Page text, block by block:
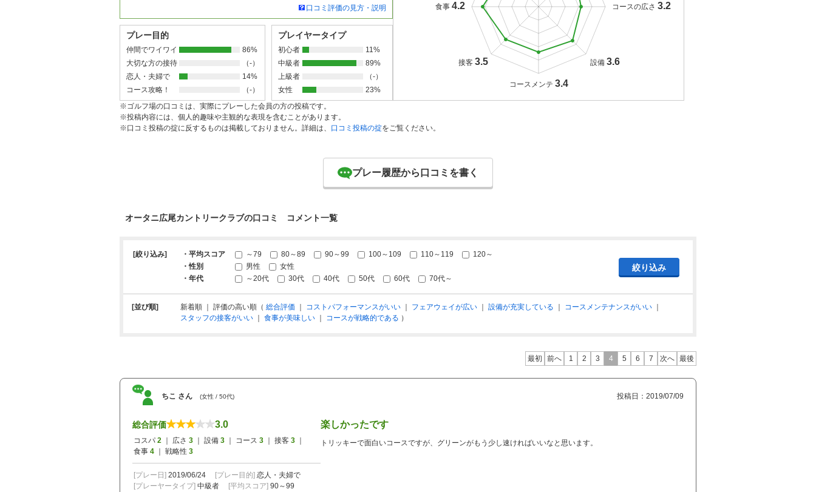
口コミ評価の見方・説明
プレー目的
仲間でワイワイ
86%
大切な方の接待
（-）
恋人・夫婦で
14%
コース攻略！
（-）
プレイヤータイプ
初心者
11%
中級者
89%
上級者
（-）
女性
23%
コースの広さ 3.2
設備 3.6
コースメンテ 3.4
接客 3.5
食事 4.2
※ゴルフ場の口コミは、実際にプレーした会員の方の投稿です。
※投稿内容には、個人的趣味や主観的な表現を含むことがあります。
※口コミ投稿の掟に反するものは掲載しておりません。詳細は、 口コミ投稿の掟をご覧ください。
プレー履歴から口コミを書く
オータニ広尾カントリークラブの口コミ コメント一覧
[絞り込み] ・平均スコア ～79 80～89 90～99 100～109 110～119
120～
・性別
男性
女性
・年代
～20代 30代 40代 50代 60代 70代～
[並び順] 新着順 ｜ 評価の高い順（ 総合評価 コストパフォーマンスがいい フェアウェイが広い 設備が充実している コースメンテナンスがいい
スタッフの接客がいい
食事が美味しい コースが戦略的である ）
最初 前へ 1 2 3 4 5 6 7 次へ 最後
ちこ さん (女性 / 50代) 投稿日：2019/07/09
総合評価 3.0
コスパ 2 ｜ 広さ 3 ｜ 設備 3 ｜ コース 3 ｜ 接客 3
食事 4 ｜ 戦略性 3
[プレー日] 2019/06/24 [プレー目的] 恋人・夫婦で
[プレーヤータイプ] 中級者 [平均スコア] 90～99
楽しかったです
トリッキーで面白いコースですが、グリーンがもう少し速ければいいなと思います。